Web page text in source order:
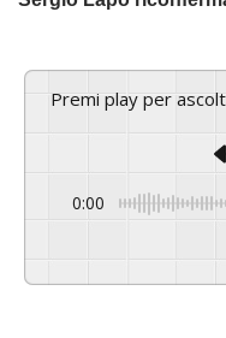
Premi play per
0:00